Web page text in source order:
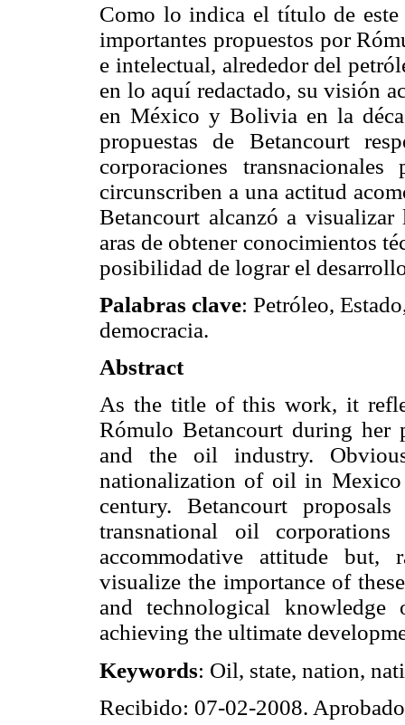
Como lo indica el título de este
importantes propuestos por
e intelectual, alrededor del
en lo aquí redactado, su visión
en México y Bolivia en la
propuestas de Betancourt
corporaciones
circunscriben a una actitud
Betancourt alcanzó a visualizar
aras de obtener conocimientos
posibilidad de lograr el
Palabras clave: Petróleo,
democracia.
Abstract
As the title of this work, it
Rómulo Betancourt during her
and the oil industry.
nationalization of oil in
century. Betancourt
transnational oil
accommodative attitude but,
visualize the importance of
and technological
achieving the ultimate
Keywords: Oil, state, nation,
Recibido: 07-02-2008.